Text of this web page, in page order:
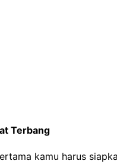
Terbang
kamu harus